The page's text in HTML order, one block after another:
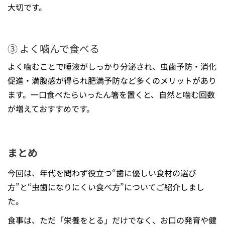
大切です。
③ よく噛んで食べる
よく噛むことで唾液がしっかり分泌され、虫歯予防・消化
促進・満腹感が得られ肥満予防など多くのメリットがあり
ます。一口食べたらいったん箸を置くと、自然と噛む回数
が増えておすすめです。
まとめ
今回は、年代を問わず役立つ“歯に優しい食材の選び
方”と“虫歯になりにくい食べ方”についてご紹介しまし
た。
食事は、ただ「栄養をとる」だけでなく、お口の発育や健